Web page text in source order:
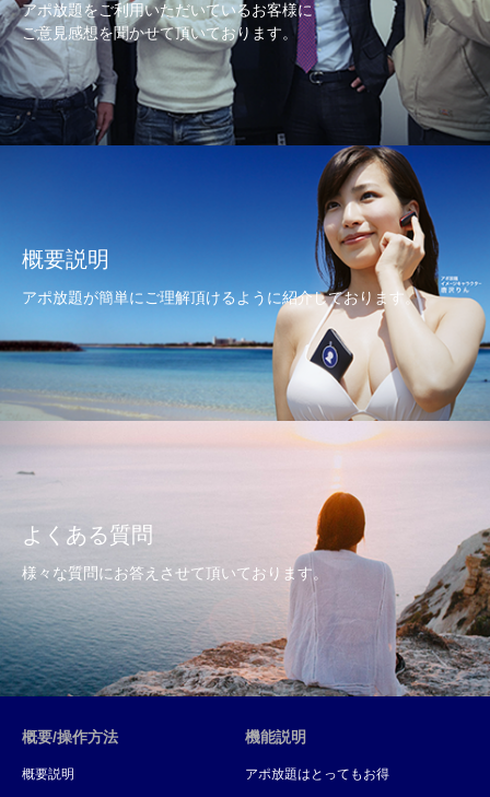
アポ放題をご利用いただいているお客様に
ご意見感想を聞かせて頂いております。
概要説明
アポ放題が簡単にご理解頂けるように紹介しております。
よくある質問
様々な質問にお答えさせて頂いております。
概要/操作方法
概要説明
機能説明
アポ放題はとってもお得